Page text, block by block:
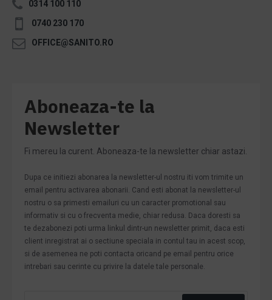
0314 100 110
0740 230 170
OFFICE@SANITO.RO
Aboneaza-te la
Newsletter
Fi mereu la curent. Aboneaza-te la newsletter chiar astazi.
Dupa ce initiezi abonarea la newsletter-ul nostru iti vom trimite un
email pentru activarea abonarii. Cand esti abonat la newsletter-ul
nostru o sa primesti emailuri cu un caracter promotional sau
informativ si cu o frecventa medie, chiar redusa. Daca doresti sa
te dezabonezi poti urma linkul dintr-un newsletter primit, daca esti
client inregistrat ai o sectiune speciala in contul tau in acest scop,
si de asemenea ne poti contacta oricand pe email pentru orice
intrebari sau cerinte cu privire la datele tale personale.